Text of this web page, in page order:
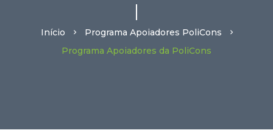
Início
Programa Apoiadores PoliCons
Programa Apoiadores da PoliCons